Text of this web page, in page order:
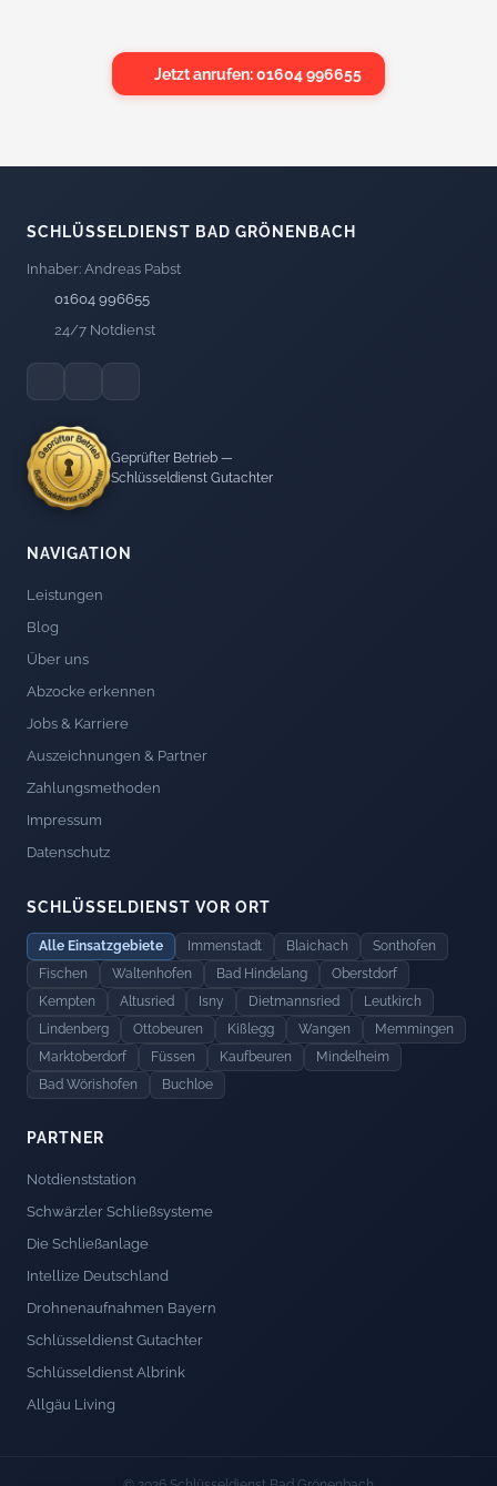
Jetzt anrufen: 01604 996655
SCHLÜSSELDIENST BAD GRÖNENBACH
Inhaber: Andreas Pabst
01604 996655
24/7 Notdienst
Geprüfter Betrieb —
Schlüsseldienst Gutachter
NAVIGATION
Leistungen
Blog
Über uns
Abzocke erkennen
Jobs & Karriere
Auszeichnungen & Partner
Zahlungsmethoden
Impressum
Datenschutz
SCHLÜSSELDIENST VOR ORT
Alle Einsatzgebiete Immenstadt Blaichach
Sonthofen
Fischen
Waltenhofen Bad Hindelang
Oberstdorf
Kempten
Altusried Isny Dietmannsried
Leutkirch
Lindenberg
Ottobeuren Kißlegg Wangen
Memmingen
Marktoberdorf
Füssen Kaufbeuren
Mindelheim
Bad Wörishofen
Buchloe
PARTNER
Notdienststation
Schwärzler Schließsysteme
Die Schließanlage
Intellize Deutschland
Drohnenaufnahmen Bayern
Schlüsseldienst Gutachter
Schlüsseldienst Albrink
Allgäu Living